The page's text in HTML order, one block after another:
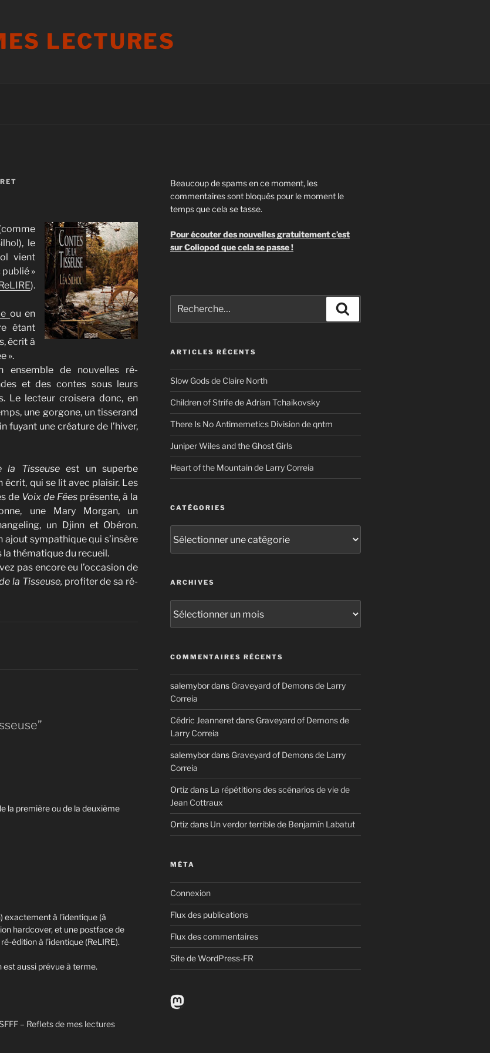
LECTURES
le
vient
publié »
ReLIRE).
ou en
étant
écrit à
».
de nouvelles ré-
et des contes sous leurs
Le lecteur croisera donc, en
une gorgone, un tisserand
fuyant une créature de l’hiver,
la Tisseuseest un superbe
écrit, qui se lit avec plaisir. Les
de Voix de Fées présente, à la
une Mary Morgan, un
un Djinn et Obéron.
ajout sympathique qui s’insère
la thématique du recueil.
pas encore eu l’occasion de
la Tisseuse, profiter de sa ré-
la première ou de la deuxième
exactement à l'identique (à
hardcover, et une postface de
édition à l'identique (ReLIRE).
est aussi prévue à terme.
– Reflets de mes lectures
Beaucoup de spams en ce moment, les
commentaires sont bloqués pour le moment le
temps que cela se tasse.
Pour écouter des nouvelles gratuitement c’est
sur Coliopod que cela se passe !
pour
:
ARTICLES RÉCENTS
Slow Gods de Claire North
Children of Strife de Adrian Tchaikovsky
There Is No Antimemetics Division de qntm
Juniper Wiles and the Ghost Girls
Heart of the Mountain de Larry Correia
CATÉGORIES
ARCHIVES
COMMENTAIRES RÉCENTS
salemybordans Graveyard of Demons de Larry
Correia
Cédric Jeanneretdans Graveyard of Demons de
Larry Correia
salemybordans Graveyard of Demons de Larry
Correia
Ortiz dans La répétitions des scénarios de vie de
Jean Cottraux
Ortiz dans Un verdor terrible de Benjamín Labatut
MÉTA
Connexion
Flux des publications
Flux des commentaires
Site de WordPress-FR
Mastodon